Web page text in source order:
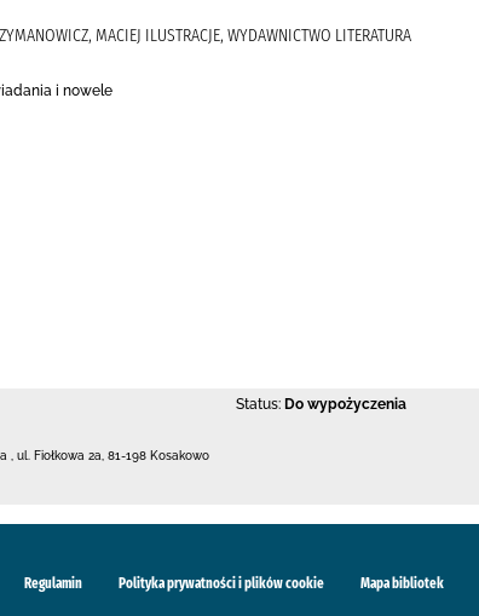
MACIEJ ILUSTRACJE, WYDAWNICTWO LITERATURA
i nowele
Status: Do wypożyczenia
ul. Fiołkowa 2a 81-198 Kosakowo
Regulamin Polityka prywatności i plików cookie Mapa bibliotek